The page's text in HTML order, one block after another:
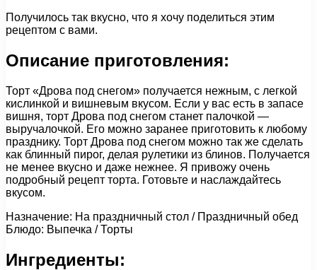
Получилось так вкусно, что я хочу поделиться этим
рецептом с вами.
Описание приготовления:
Торт «Дрова под снегом» получается нежным, с легкой
кислинкой и вишневым вкусом. Если у вас есть в запасе
вишня, торт Дрова под снегом станет палочкой —
выручалочкой. Его можно заранее приготовить к любому
празднику. Торт Дрова под снегом можно так же сделать
как блинный пирог, делая рулетики из блинов. Получается
не менее вкусно и даже нежнее. Я привожу очень
подробный рецепт торта. Готовьте и наслаждайтесь
вкусом.
Назначение: На праздничный стол / Праздничный обед
Блюдо: Выпечка / Торты
Ингредиенты: